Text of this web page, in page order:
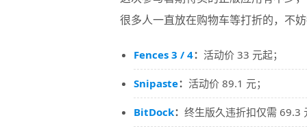
很多人一直放在购物车等打折的，不
Fences 3 / 4： 活动价 33 元起；
Snipaste： 活动价 89.1 元；
BitDock： 终生版久违折扣仅需 69.3